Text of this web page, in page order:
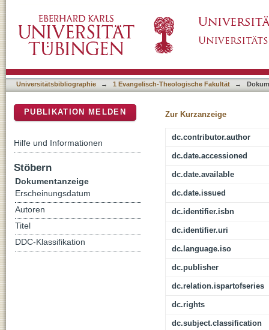
der Homiletik
Universitätsbibliographie → 1 Evangelisch-Theologische Fakultät →
Zur Kurzanzeige
dc.contributor.author
dc.date.accessioned
dc.date.available
dc.date.issued
dc.identifier.isbn
dc.identifier.uri
dc.language.iso
dc.publisher
dc.relation.ispartofseries
dc.rights
dc.subject.classification
PUBLIKATION MELDEN
Hilfe und Informationen
Stöbern
Dokumentanzeige
Erscheinungsdatum
Autoren
Titel
DDC-Klassifikation